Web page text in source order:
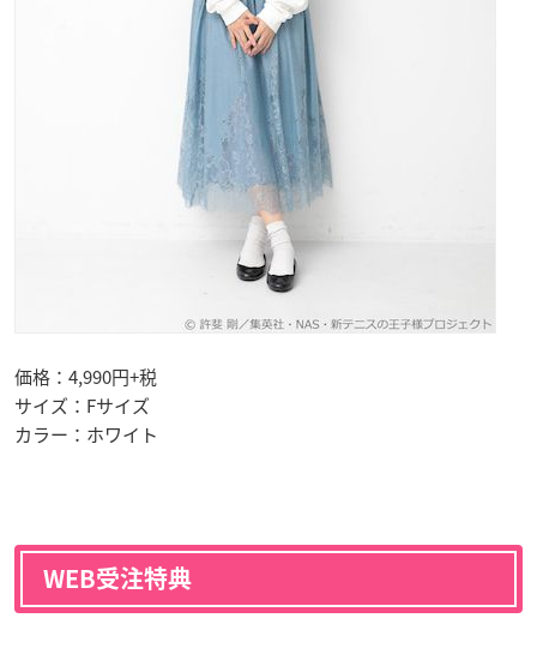
価格：4,990円+税
サイズ：Fサイズ
カラー：ホワイト
WEB受注特典